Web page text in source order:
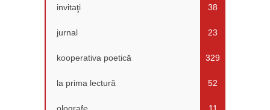
invitaţi 38
jurnal 23
kooperativa poetică 329
la prima lectură 52